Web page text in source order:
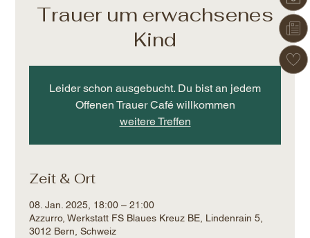
Trauer um erwachsenes
Kind
Leider schon ausgebucht. Du bist an jedem
Offenen Trauer Café willkommen
weitere Treffen
Zeit & Ort
08. Jan. 2025, 18:00 – 21:00
Azzurro, Werkstatt FS Blaues Kreuz BE, Lindenrain 5,
3012 Bern, Schweiz